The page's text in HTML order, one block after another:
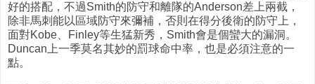
好的搭配，不過Smith的防守和離隊的Anderson差上兩截，
除非馬刺能以區域防守來彌補，否則在得分後衛的防守上，
面對Kobe、Finley等生猛新秀，Smith會是個蠻大的漏洞。
Duncan上一季莫名其妙的罰球命中率，也是必須注意的一
點。